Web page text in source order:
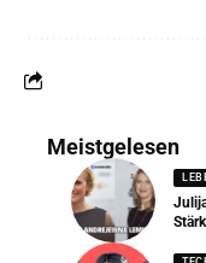
Meistgelesen